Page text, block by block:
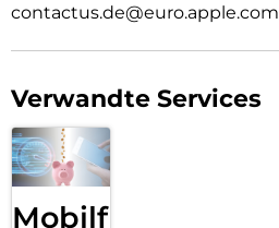
contactus.de@euro.apple.com
Verwandte Services
Mobilfunk